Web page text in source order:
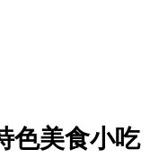
色美食小吃